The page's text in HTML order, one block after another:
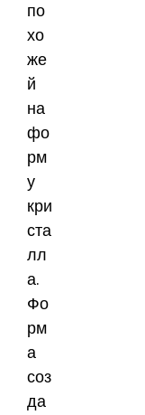
по
хо
же
й
на
фо
рм
у
кри
ста
лл
а.
Фо
рм
а
соз
да